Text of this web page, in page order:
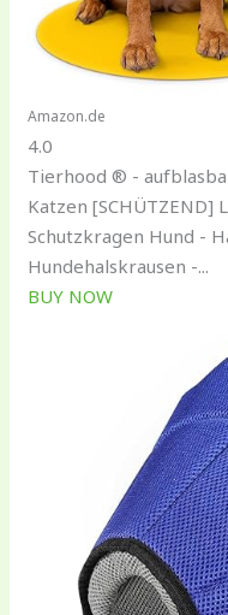
Amazon.de
4.0
Tierhood ® -
Katzen [SCHÜTZEND]
Schutzkragen Hund -
Hundehalskrausen -...
BUY NOW